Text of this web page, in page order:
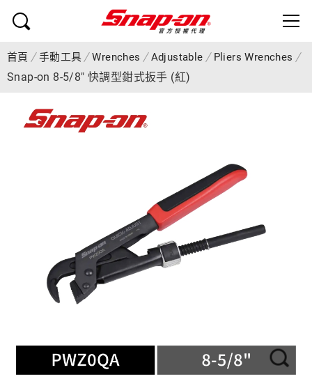
首頁 手動工具 Wrenches Adjustable Pliers Wrenches
Snap-on 8-5/8" 快調型鉗式扳手 (紅)